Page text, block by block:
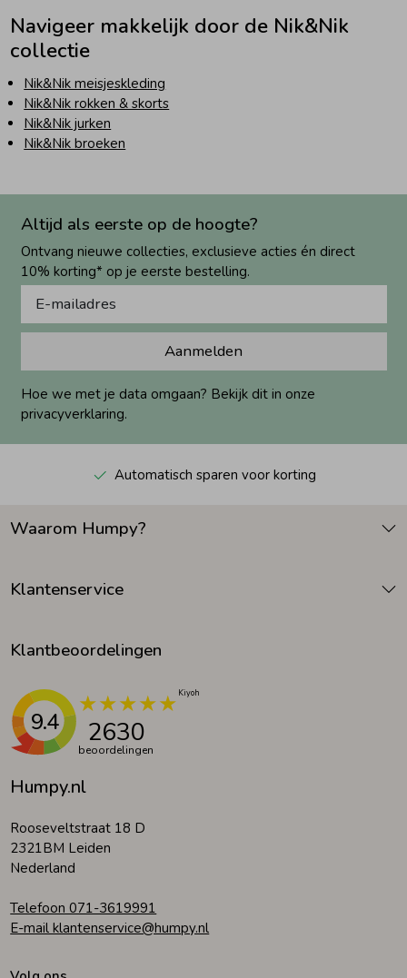
Navigeer makkelijk door de Nik&Nik
collectie
Nik&Nik meisjeskleding
Nik&Nik rokken & skorts
Nik&Nik jurken
Nik&Nik broeken
Altijd als eerste op de hoogte?
Ontvang nieuwe collecties, exclusieve acties én direct
10% korting* op je eerste bestelling.
Aanmelden
Hoe we met je data omgaan? Bekijk dit in onze
privacyverklaring.
Automatisch sparen voor korting
Humpy.nl
Rooseveltstraat 18 D
2321BM Leiden
Nederland
Telefoon 071-3619991
E-mail klantenservice@humpy.nl
Waarom Humpy?
Klantenservice
Klantbeoordelingen
9.4 2630
beoordelingen